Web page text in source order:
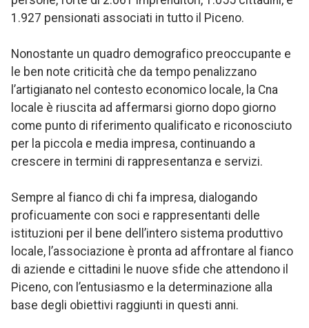
1.927 pensionati associati in tutto il Piceno.
Nonostante un quadro demografico preoccupante e
le ben note criticità che da tempo penalizzano
l’artigianato nel contesto economico locale, la Cna
locale è riuscita ad affermarsi giorno dopo giorno
come punto di riferimento qualificato e riconosciuto
per la piccola e media impresa, continuando a
crescere in termini di rappresentanza e servizi.
Sempre al fianco di chi fa impresa, dialogando
proficuamente con soci e rappresentanti delle
istituzioni per il bene dell’intero sistema produttivo
locale, l’associazione è pronta ad affrontare al fianco
di aziende e cittadini le nuove sfide che attendono il
Piceno, con l’entusiasmo e la determinazione alla
base degli obiettivi raggiunti in questi anni.